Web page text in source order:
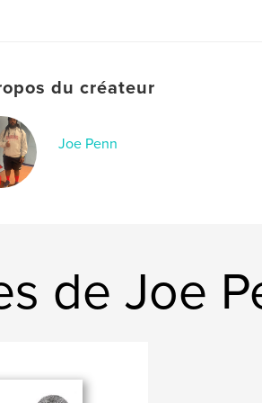
du créateur
Joe Penn
de Joe